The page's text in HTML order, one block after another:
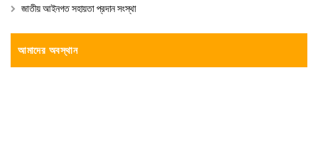
জাতীয় আইনগত সহায়তা প্রদান সংস্থা
আমাদের অবস্থান